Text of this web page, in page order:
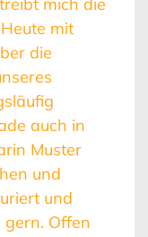
mit
die
auch in
Muster
und
und
gern. Offen